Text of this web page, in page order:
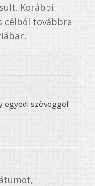
Korábbi
célból továbbra
egyedi szöveggel